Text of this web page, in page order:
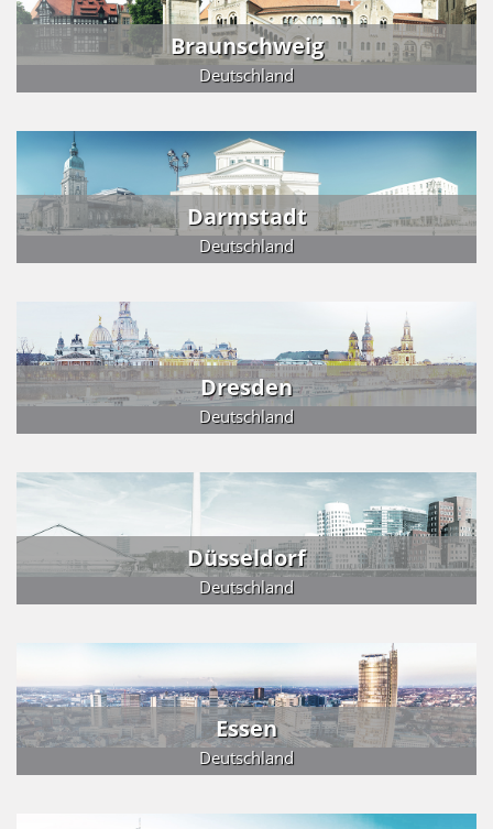
Braunschweig
Deutschland
Darmstadt
Deutschland
Dresden
Deutschland
Düsseldorf
Deutschland
Essen
Deutschland